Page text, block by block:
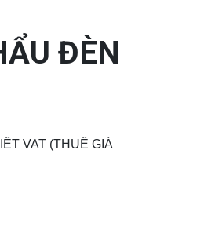
ĐÈN
VAT (THUẾ GIÁ